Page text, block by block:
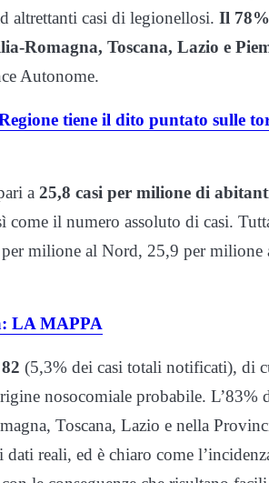
altrettanti casi di legionellosi. Il
Romagna, Toscana, Lazio e
Autonome.
tiene il dito puntato sulle
a 25,8 casi per milione di
come il numero assoluto di casi.
milione al Nord, 25,9 per milione
LA MAPPA
(5,3% dei casi totali notificati), di
nosocomiale probabile. L’83%
Toscana, Lazio e nella
reali, ed è chiaro come